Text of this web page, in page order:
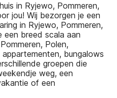
in Ryjewo, Pommeren,
jou! Wij bezorgen je een
in Ryjewo, Pommeren,
een breed scala aan
Polen,
bungalows
groepen die
weg, een
of een